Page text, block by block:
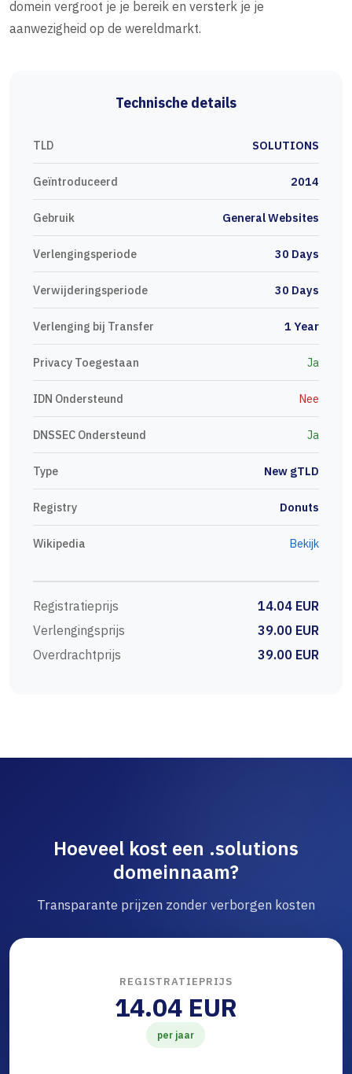
domein vergroot je je bereik en versterk je je
aanwezigheid op de wereldmarkt.
Technische details
TLD SOLUTIONS
Geïntroduceerd 2014
Gebruik General Websites
Verlengingsperiode 30 Days
Verwijderingsperiode 30 Days
Verlenging bij Transfer 1 Year
Privacy Toegestaan Ja
IDN Ondersteund Nee
DNSSEC Ondersteund Ja
Type New gTLD
Registry Donuts
Wikipedia Bekijk
Registratieprijs
14.04 EUR
Verlengingsprijs
39.00 EUR
Overdrachtprijs
39.00 EUR
Hoeveel kost een .solutions
domeinnaam?
Transparante prijzen zonder verborgen kosten
REGISTRATIEPRIJS
14.04 EUR
per jaar